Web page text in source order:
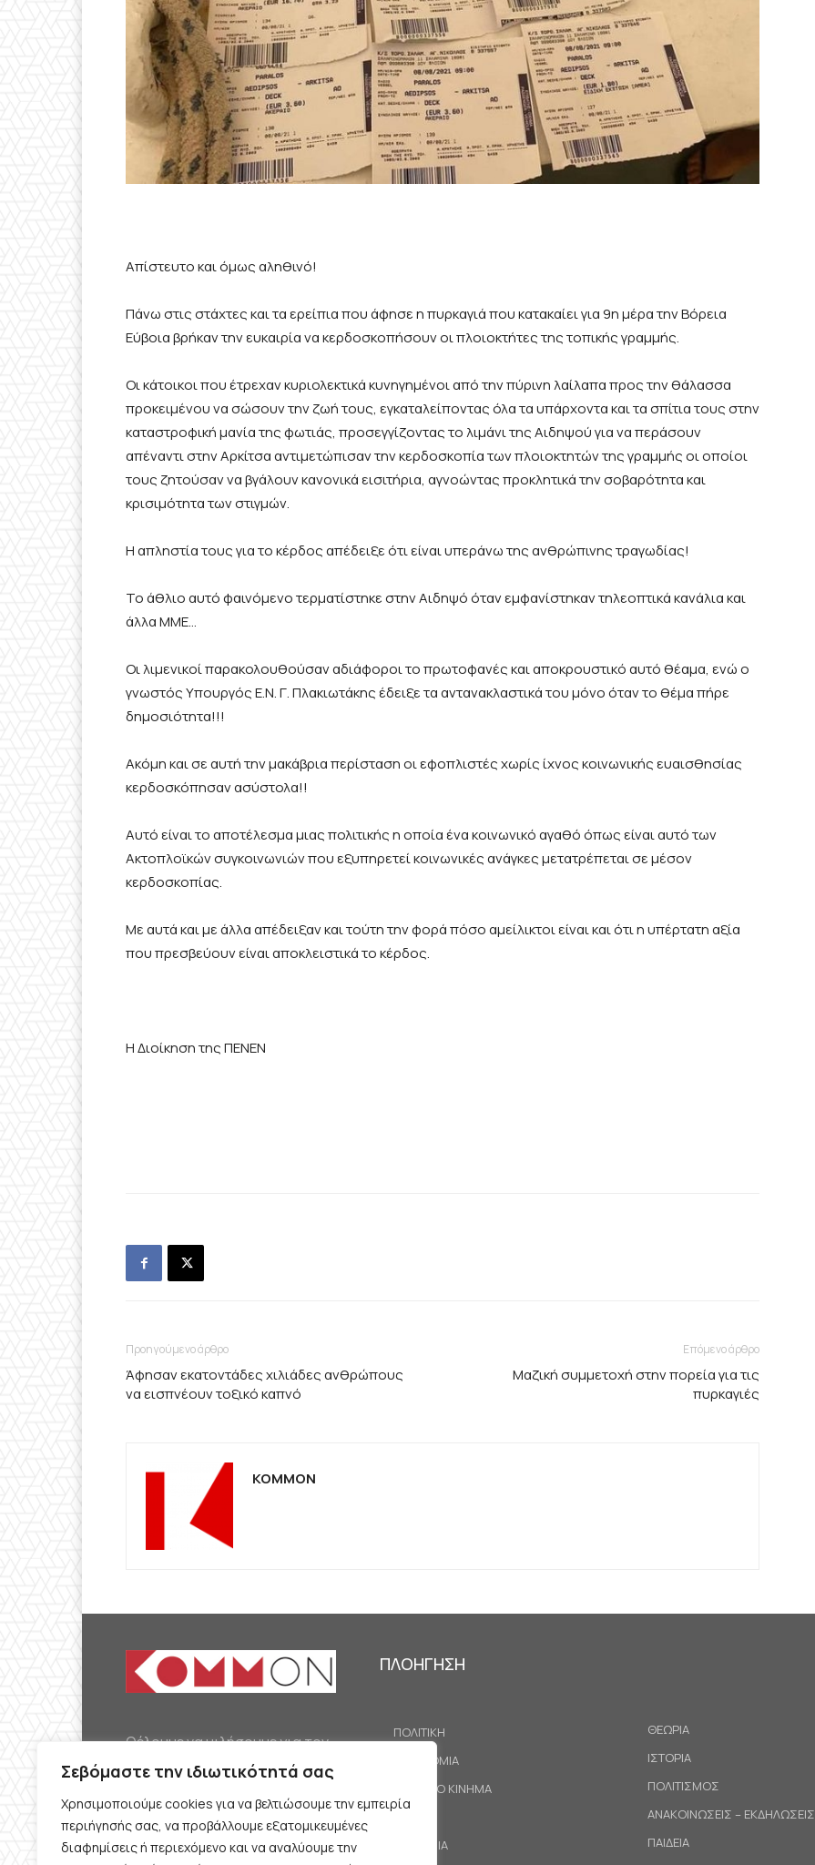
Σεβόμαστε την ιδιωτικότητά σας
Χρησιμοποιούμε cookies για να βελτιώσουμε την εμπειρία
περιήγησής σας, να προβάλλουμε εξατομικευμένες
διαφημίσεις ή περιεχόμενο και να αναλύουμε την
Απίστευτο και όμως αληθινό!
Πάνω στις στάχτες και τα ερείπια που άφησε η πυρκαγιά που κατακαίει για 9η μέρα την Βόρεια
Εύβοια βρήκαν την ευκαιρία να κερδοσκοπήσουν οι πλοιοκτήτες της τοπικής γραμμής.
Οι κάτοικοι που έτρεχαν κυριολεκτικά κυνηγημένοι από την πύρινη λαίλαπα προς την θάλασσα
προκειμένου να σώσουν την ζωή τους, εγκαταλείποντας όλα τα υπάρχοντα και τα σπίτια τους στην
καταστροφική μανία της φωτιάς, προσεγγίζοντας το λιμάνι της Αιδηψού για να περάσουν
απέναντι στην Αρκίτσα αντιμετώπισαν την κερδοσκοπία των πλοιοκτητών της γραμμής οι οποίοι
τους ζητούσαν να βγάλουν κανονικά εισιτήρια, αγνοώντας προκλητικά την σοβαρότητα και
κρισιμότητα των στιγμών.
Η απληστία τους για το κέρδος απέδειξε ότι είναι υπεράνω της ανθρώπινης τραγωδίας!
Το άθλιο αυτό φαινόμενο τερματίστηκε στην Αιδηψό όταν εμφανίστηκαν τηλεοπτικά κανάλια και
άλλα ΜΜΕ…
Οι λιμενικοί παρακολουθούσαν αδιάφοροι το πρωτοφανές και αποκρουστικό αυτό θέαμα, ενώ ο
γνωστός Υπουργός Ε.Ν. Γ. Πλακιωτάκης έδειξε τα αντανακλαστικά του μόνο όταν το θέμα πήρε
δημοσιότητα!!!
Ακόμη και σε αυτή την μακάβρια περίσταση οι εφοπλιστές χωρίς ίχνος κοινωνικής ευαισθησίας
κερδοσκόπησαν ασύστολα!!
Αυτό είναι το αποτέλεσμα μιας πολιτικής η οποία ένα κοινωνικό αγαθό όπως είναι αυτό των
Ακτοπλοϊκών συγκοινωνιών που εξυπηρετεί κοινωνικές ανάγκες μετατρέπεται σε μέσον
κερδοσκοπίας.
Με αυτά και με άλλα απέδειξαν και τούτη την φορά πόσο αμείλικτοι είναι και ότι η υπέρτατη αξία
που πρεσβεύουν είναι αποκλειστικά το κέρδος.
Η Διοίκηση της ΠΕΝΕΝ
Προηγούμενο άρθρο
Άφησαν εκατοντάδες χιλιάδες ανθρώπους
να εισπνέουν τοξικό καπνό
Επόμενο άρθρο
Μαζική συμμετοχή στην πορεία για τις
πυρκαγιές
KOMMON
Θέλουμε να μιλήσουμε για τον
κομμουνισμό της εποχής μας,
την αναγκαία αλλά όχι
δεδομένη προοπτική.
Θέλουμε να μιλήσουμε
ΠΛΟΗΓΗΣΗ
ΠΟΛΙΤΙΚΗ
ΟΙΚΟΝΟΜΙΑ
ΕΡΓΑΤΙΚΟ ΚΙΝΗΜΑ
ΚΟΙΝΩΝΙΑ
ΘΕΩΡΙΑ
ΙΣΤΟΡΙΑ
ΠΟΛΙΤΙΣΜΟΣ
ΑΝΑΚΟΙΝΩΣΕΙΣ – ΕΚΔΗΛΩΣΕΙΣ
ΠΑΙΔΕΙΑ